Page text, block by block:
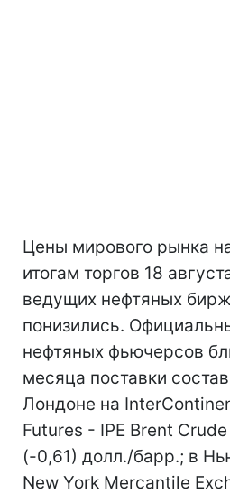
Цены мирового рынка
итогам торгов 18
ведущих нефтяных
понизились.
нефтяных фьючерсов
месяца поставки
Лондоне на
Futures - IPE Brent Crude
(-0,61) долл./барр.; в
New York Mercantile